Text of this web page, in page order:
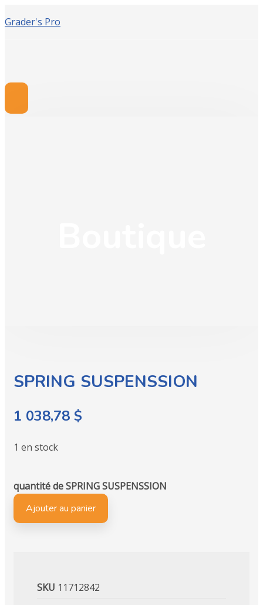
Grader's Pro
SPRING SUSPENSSION
1 038,78 $
1 en stock
quantité de SPRING SUSPENSSION
Ajouter au panier
SKU 11712842